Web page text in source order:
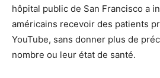
hôpital public de San Francisco a
américains recevoir des patients
YouTube, sans donner plus de
nombre ou leur état de santé.